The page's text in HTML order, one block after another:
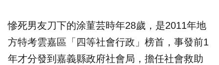
慘死男友刀下的涂菫芸時年28歲，是2011年地
方特考雲嘉區「四等社會行政」 榜首 ，事發前1
年才分發到嘉義縣政府社會局，擔任社會救助